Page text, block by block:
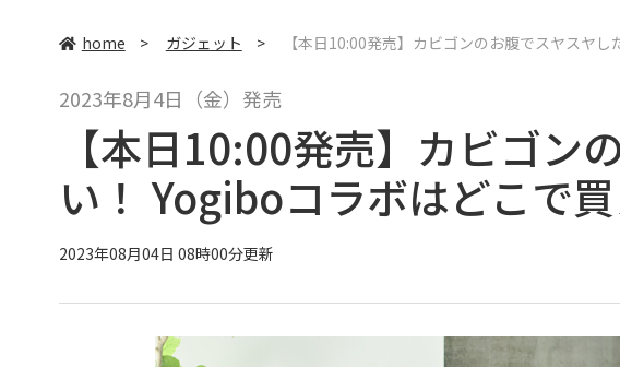
home > ガジェット > 【本日10:00発売】カビゴンのお腹でスヤスヤ
2023年8月4日（金）発売
【本日10:00発売】カビゴン
い！ Yogiboコラボはどこで
2023年08月04日 08時00分更新